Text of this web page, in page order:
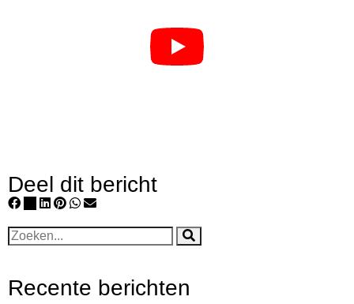
Deel dit bericht
Recente berichten